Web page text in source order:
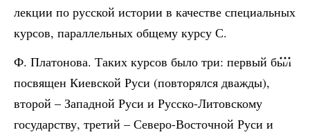
лекции по русской истории в качестве специальных
курсов, параллельных общему курсу С.
Ф. Платонова. Таких курсов было три: первый был
посвящен Киевской Руси (повторялся дважды),
второй – Западной Руси и Русско-Литовскому
государству, третий – Северо-Восточной Руси и